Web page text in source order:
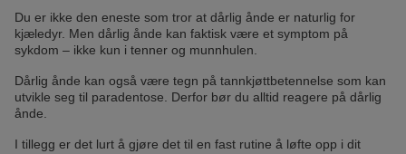
Du er ikke den eneste som tror at dårlig ånde er naturlig for
kjæledyr. Men dårlig ånde kan faktisk være et symptom på
sykdom – ikke kun i tenner og munnhulen.
Dårlig ånde kan også være tegn på tannkjøttbetennelse som kan
utvikle seg til paradentose. Derfor bør du alltid reagere på dårlig
ånde.
I tillegg er det lurt å gjøre det til en fast rutine å løfte opp i dit